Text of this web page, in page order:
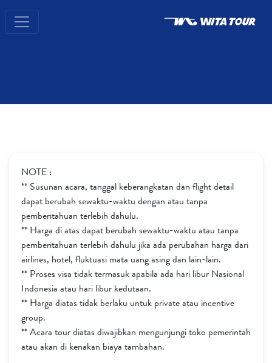
NOTE :
** Susunan acara, tanggal keberangkatan dan flight detail
dapat berubah sewaktu-waktu dengan atau tanpa
pemberitahuan terlebih dahulu.
** Harga di atas dapat berubah sewaktu-waktu atau tanpa
pemberitahuan terlebih dahulu jika ada perubahan harga dari
airlines, hotel, fluktuasi mata uang asing dan lain-lain.
** Proses visa tidak termasuk apabila ada hari libur Nasional
Indonesia atau hari libur kedutaan.
** Harga diatas tidak berlaku untuk private atau incentive
group.
** Acara tour diatas diwajibkan mengunjungi toko pemerintah
atau akan di kenakan biaya tambahan.